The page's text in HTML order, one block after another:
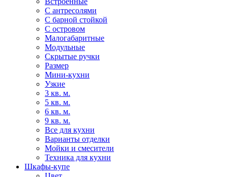
С антресолями
С барной стойкой
С островом
Малогабаритные
Модульные
Скрытые ручки
Размер
Мини-кухни
Узкие
3 кв. м.
5 кв. м.
6 кв. м.
9 кв. м.
Все для кухни
Варианты отделки
Мойки и смесители
Техника для кухни
Шкафы-купе